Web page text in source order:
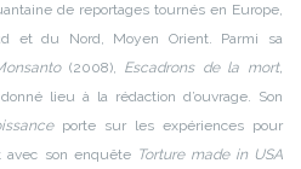
de reportages tournés en Europe,
et du Nord, Moyen Orient. Parmi sa
(2008), Escadrons de la mort,
lieu à la rédaction d’ouvrage. Son
porte sur les expériences pour
avec son enquête Torture made in USA